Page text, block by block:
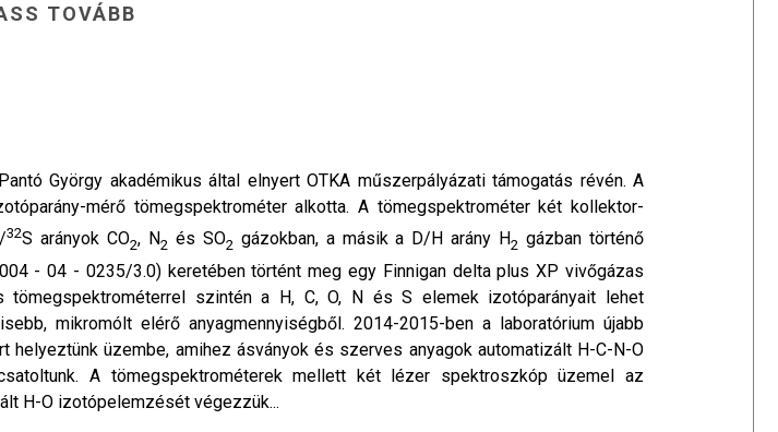
TOVÁBB
György akadémikus által elnyert OTKA műszerpályázati támogatás révén. A
mérő tömegspektrométer alkotta. A tömegspektrométer két kollektor-
32S arányok CO2, N2 és SO2 gázokban, a másik a D/H arány H2 gázban történő
- 04 - 0235/3.0) keretében történt meg egy Finnigan delta plus XP vivőgázas
szintén a H, C, O, N és S elemek izotóparányait lehet
mikromólt elérő anyagmennyiségből. 2014-2015-ben a laboratórium újabb
üzembe, amihez ásványok és szerves anyagok automatizált H-C-N-O
A tömegspektrométerek mellett két lézer spektroszkóp üzemel az
H-O izotópelemzését végezzük...